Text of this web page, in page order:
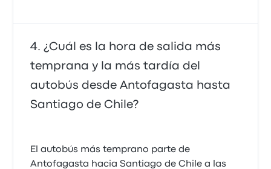
¿Cuál es la hora de salida más
temprana y la más tardía del
autobús desde Antofagasta hasta
Santiago de Chile?
El autobús más temprano parte de
Antofagasta hacia Santiago de Chile a las